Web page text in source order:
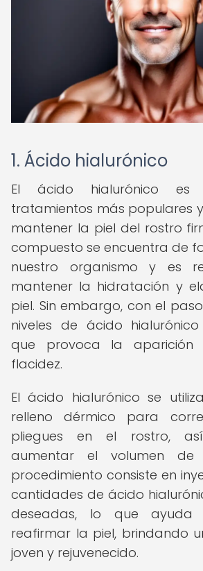
1. Ácido hialurónico
El ácido hialurónico
tratamientos más populares
mantener la piel del rostro
compuesto se encuentra de
nuestro organismo y es
mantener la hidratación y
piel. Sin embargo, con el
niveles de ácido hialurónico
que provoca la
flacidez.
El ácido hialurónico se
relleno dérmico para
pliegues en el rostro,
aumentar el volumen de
procedimiento consiste en
cantidades de ácido
deseadas, lo que
reafirmar la piel, brindando
joven y rejuvenecido.